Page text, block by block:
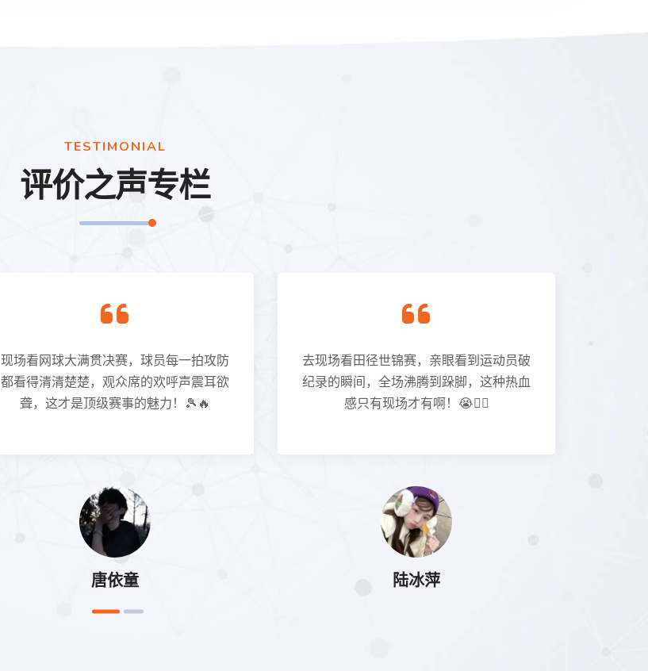
TESTIMONIAL
评价之声专栏
现场看网球大满贯决赛，球员每一拍攻防
都看得清清楚楚，观众席的欢呼声震耳欲
聋，这才是顶级赛事的魅力！🎾🔥
唐依童
去现场看田径世锦赛，亲眼看到运动员破
纪录的瞬间，全场沸腾到跺脚，这种热血
感只有现场才有啊！😭🏃‍♂️
陆冰萍